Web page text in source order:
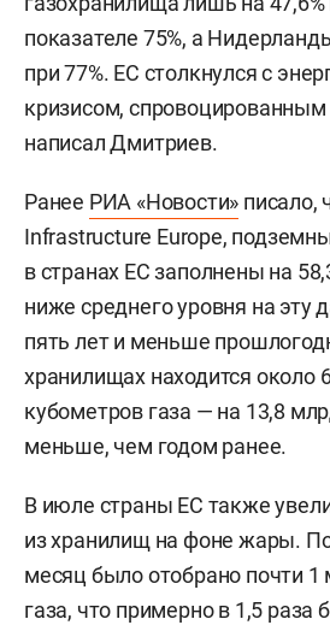
показателе 75%, а
при 77%. ЕС столкнулся с
кризисом,
написал Дмитриев.
Ранее РИА «Новости» писало,
Infrastructure Europe,
в странах ЕС заполнены на
ниже среднего уровня на эту
пять лет и меньше
хранилищах находится около
кубометров газа — на 13,8
меньше, чем годом ранее.
В июле страны ЕС также
из хранилищ на фоне жары.
месяц было отобрано почти
газа, что примерно в 1,5 раза